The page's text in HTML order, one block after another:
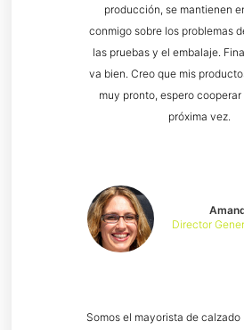
Somos el mayorista de
Director
producción, se mantienen
conmigo sobre los problemas
las pruebas y el embalaje.
va bien. Creo que mis
muy pronto, espero
próxima vez.